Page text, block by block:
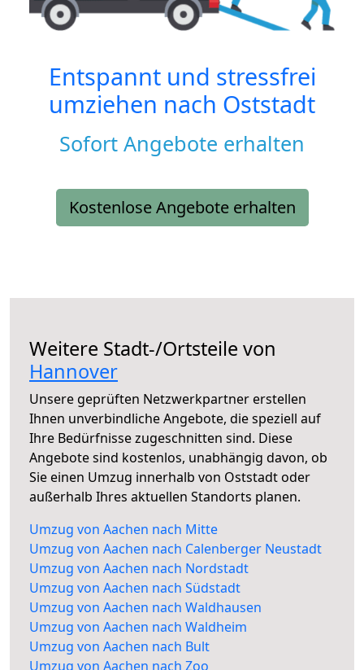
Entspannt und stressfrei
umziehen nach Oststadt
Sofort Angebote erhalten
Kostenlose Angebote erhalten
Weitere Stadt-/Ortsteile von
Hannover
Unsere geprüften Netzwerkpartner erstellen
Ihnen unverbindliche Angebote, die speziell auf
Ihre Bedürfnisse zugeschnitten sind. Diese
Angebote sind kostenlos, unabhängig davon, ob
Sie einen Umzug innerhalb von Oststadt oder
außerhalb Ihres aktuellen Standorts planen.
Umzug von Aachen nach Mitte
Umzug von Aachen nach Calenberger Neustadt
Umzug von Aachen nach Nordstadt
Umzug von Aachen nach Südstadt
Umzug von Aachen nach Waldhausen
Umzug von Aachen nach Waldheim
Umzug von Aachen nach Bult
Umzug von Aachen nach Zoo